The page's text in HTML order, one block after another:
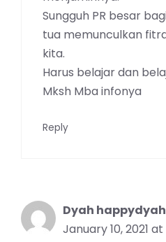
Sungguh PR besar
tua memunculkan
kita.
Harus belajar dan
Mksh Mba infonya
Reply
Dyah
January 10, 2021